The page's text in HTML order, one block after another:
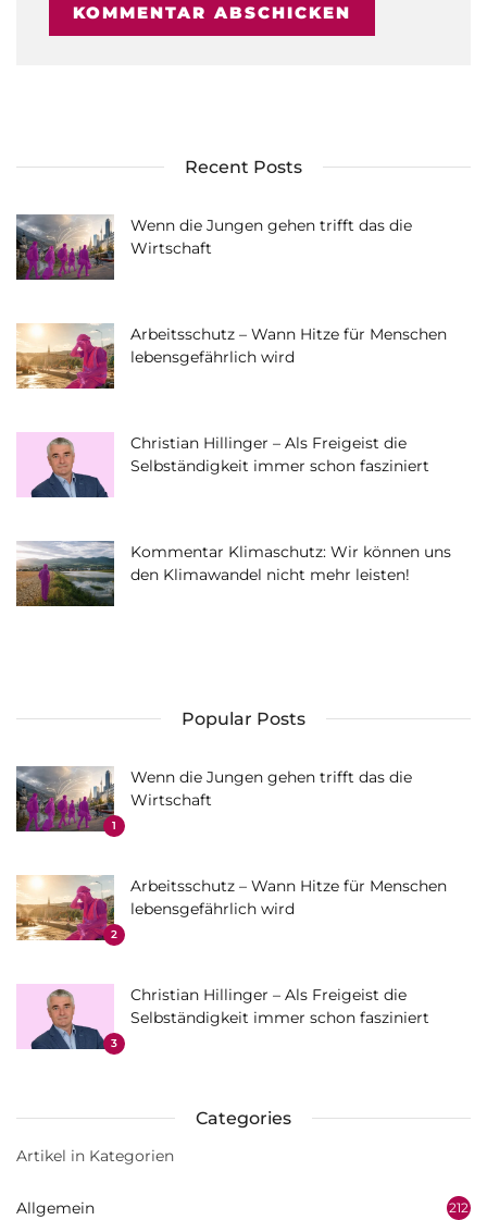
Recent Posts
Wenn die Jungen gehen trifft das die
Wirtschaft
Arbeitsschutz – Wann Hitze für Menschen
lebensgefährlich wird
Christian Hillinger – Als Freigeist die
Selbständigkeit immer schon fasziniert
Kommentar Klimaschutz: Wir können uns
den Klimawandel nicht mehr leisten!
Popular Posts
1
Wenn die Jungen gehen trifft das die
Wirtschaft
2
Arbeitsschutz – Wann Hitze für Menschen
lebensgefährlich wird
3
Christian Hillinger – Als Freigeist die
Selbständigkeit immer schon fasziniert
Categories
Artikel in Kategorien
Allgemein 212